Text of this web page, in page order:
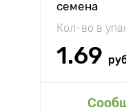
семена
Кол-во в
1.69